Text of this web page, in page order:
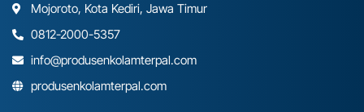
Mojoroto, Kota Kediri, Jawa Timur
0812-2000-5357
info@produsenkolamterpal.com
produsenkolamterpal.com